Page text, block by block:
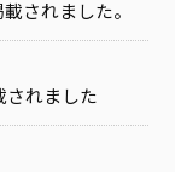
されました。
れました